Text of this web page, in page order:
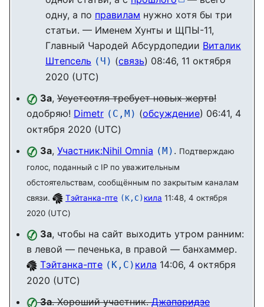
одну, а по правилам нужно хотя бы три
статьи. — Именем Хунты и ЩПЫ-11,
Главный Чародей Абсурдопедии Виталик
Штепсель (Ч) (связь) 08:46, 11 октября
2020 (UTC)
За, Уеуетеотля требует новых жертв!
одобряю! Dimetr (С,М) (обсуждение) 06:41, 4
октября 2020 (UTC)
За, Участник:Nihil Omnia (М) . Подтверждаю
голос, поданный с IP по уважительным
обстоятельствам, сообщённым по закрытым каналам
связи.
Тэйтанка-пте (К,С) кила 11:48, 4 октября
2020 (UTC)
За, чтобы на сайт выходить утром ранним:
в левой — печенька, в правой — банхаммер.
Тэйтанка-пте (К,С) кила 14:06, 4 октября
2020 (UTC)
За. Хороший участник.Джапаридзе